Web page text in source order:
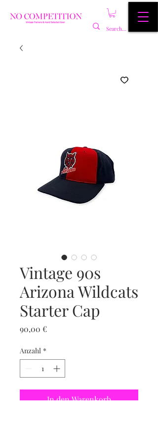
Vintage 90s
Arizona Wildcats
Starter Cap
90,00 €Preis
Anzahl *
In den Warenkorb